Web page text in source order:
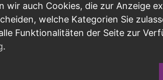
auch Cookies, die zur Anzeige
welche Kategorien Sie
Funktionalitäten der Seite zur
.